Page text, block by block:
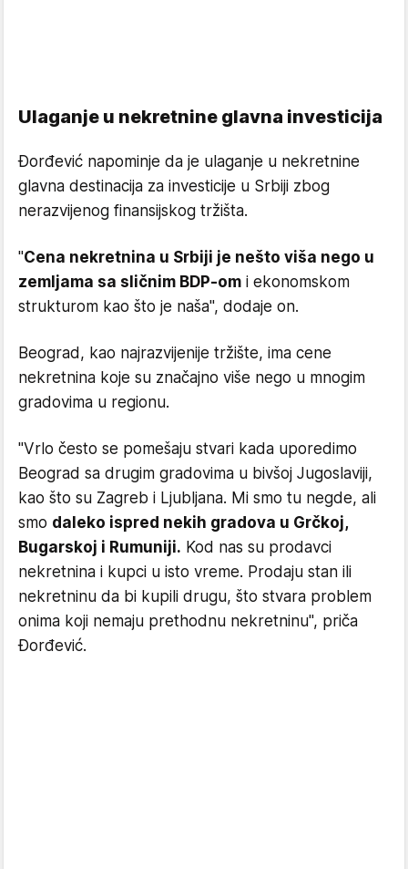
Ulaganje u nekretnine glavna investicija
Đorđević napominje da je ulaganje u nekretnine
glavna destinacija za investicije u Srbiji zbog
nerazvijenog finansijskog tržišta.
"Cena nekretnina u Srbiji je nešto viša nego u
zemljama sa sličnim BDP-om i ekonomskom
strukturom kao što je naša", dodaje on.
Beograd, kao najrazvijenije tržište, ima cene
nekretnina koje su značajno više nego u mnogim
gradovima u regionu.
"Vrlo često se pomešaju stvari kada uporedimo
Beograd sa drugim gradovima u bivšoj Jugoslaviji,
kao što su Zagreb i Ljubljana. Mi smo tu negde, ali
smo daleko ispred nekih gradova u Grčkoj,
Bugarskoj i Rumuniji. Kod nas su prodavci
nekretnina i kupci u isto vreme. Prodaju stan ili
nekretninu da bi kupili drugu, što stvara problem
onima koji nemaju prethodnu nekretninu", priča
Đorđević.